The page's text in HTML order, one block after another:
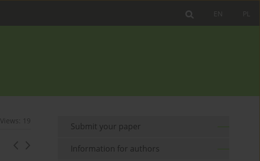
PL
EN
Views: 19
Submit your paper
Information for authors